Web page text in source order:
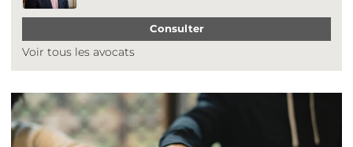
Consulter
Voir tous les avocats